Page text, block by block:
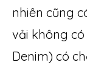
nhiên cũng
vải không
Denim) có